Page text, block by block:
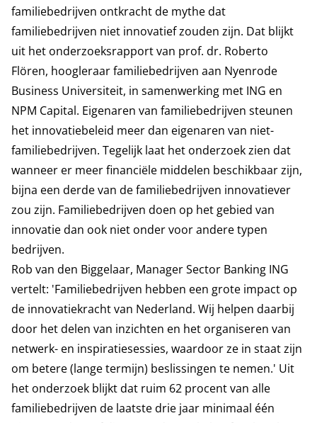
familiebedrijven ontkracht de mythe dat
familiebedrijven niet innovatief zouden zijn. Dat blijkt
uit het onderzoeksrapport van prof. dr. Roberto
Flören, hoogleraar familiebedrijven aan Nyenrode
Business Universiteit, in samenwerking met ING en
NPM Capital. Eigenaren van familiebedrijven steunen
het innovatiebeleid meer dan eigenaren van niet-
familiebedrijven. Tegelijk laat het onderzoek zien dat
wanneer er meer financiële middelen beschikbaar zijn,
bijna een derde van de familiebedrijven innovatiever
zou zijn. Familiebedrijven doen op het gebied van
innovatie dan ook niet onder voor andere typen
bedrijven.
Rob van den Biggelaar, Manager Sector Banking ING
vertelt: 'Familiebedrijven hebben een grote impact op
de innovatiekracht van Nederland. Wij helpen daarbij
door het delen van inzichten en het organiseren van
netwerk- en inspiratiesessies, waardoor ze in staat zijn
om betere (lange termijn) beslissingen te nemen.' Uit
het onderzoek blijkt dat ruim 62 procent van alle
familiebedrijven de laatste drie jaar minimaal één